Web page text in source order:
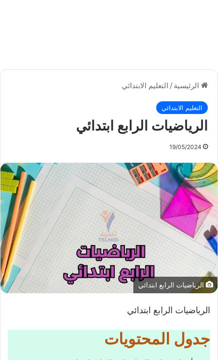
الرئيسية / التعليم الابتدائي
التعليم الابتدائي
الرياضيات الرابع ابتدائي
19/05/2024
الرياضيات الرابع ابتدائي
الرياضيات الرابع ابتدائي
جدول المحتويات